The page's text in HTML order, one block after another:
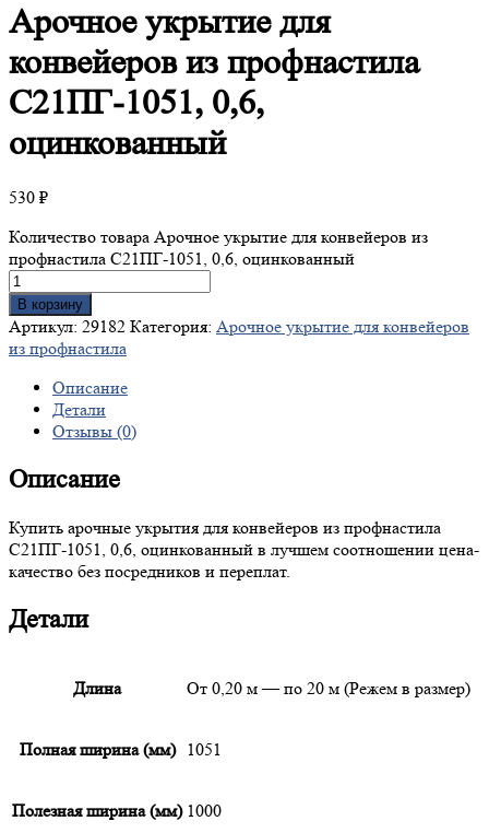
Арочноеукрытие для
конвейеров из профнастила
С21ПГ-1051, 0,6,
оцинкованный
530 ₽
Количество товара Арочное укрытие для конвейеров из
профнастила С21ПГ-1051, 0,6, оцинкованный
В корзину
Артикул: 29182 Категория: Арочное укрытие для конвейеров
из профнастила
Описание
Детали
Отзывы (0)
Описание
Купить арочные укрытия для конвейеров из профнастила
С21ПГ-1051, 0,6, оцинкованный в лучшем соотношении цена-
качество без посредников и переплат.
Детали
Длина От 0,20 м — по 20 м (Режем в размер)
Полная ширина (мм) 1051
Полезная ширина (мм) 1000